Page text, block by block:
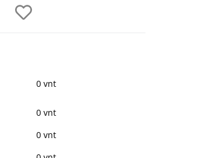
0 vnt
0 vnt
0 vnt